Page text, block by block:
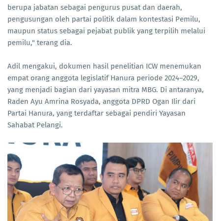
berupa jabatan sebagai pengurus pusat dan daerah,
pengusungan oleh partai politik dalam kontestasi Pemilu,
maupun status sebagai pejabat publik yang terpilih melalui
pemilu," terang dia.
Adil mengakui, dokumen hasil penelitian ICW menemukan
empat orang anggota legislatif Hanura periode 2024–2029,
yang menjadi bagian dari yayasan mitra MBG. Di antaranya,
Raden Ayu Amrina Rosyada, anggota DPRD Ogan Ilir dari
Partai Hanura, yang terdaftar sebagai pendiri Yayasan
Sahabat Pelangi.